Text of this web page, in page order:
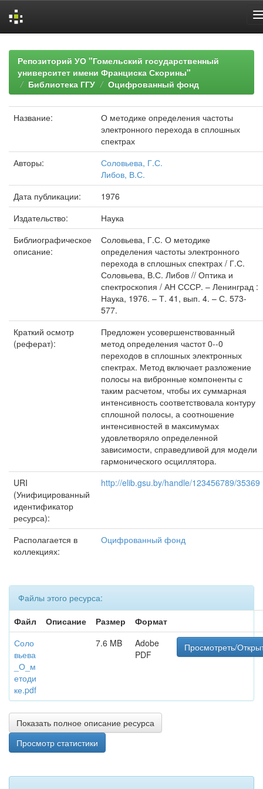
navigationРепозиторий УО "Гомельский государственный
университет имени Франциска Скорины"
Библиотека ГГУ
Оцифрованный фонд
Название:
О методике определения частоты
электронного перехода в сплошных
спектрах
Авторы:
Соловьева, Г.С.
Либов, В.С.
Дата публикации:
1976
Издательство:
Наука
Библиографическое
описание:
Соловьева, Г.С. О методике
определения частоты электронного
перехода в сплошных спектрах / Г.С.
Соловьева, В.С. Либов // Оптика и
спектроскопия / АН СССР. – Ленинград :
Наука, 1976. – Т. 41, вып. 4. – С. 573-
577.
Краткий осмотр
(реферат):
Предложен усовершенствованный
метод определения частот 0--0
переходов в сплошных электронных
спектрах. Метод включает разложение
полосы на вибронные компоненты с
таким расчетом, чтобы их суммарная
интенсивность соответствовала контуру
сплошной полосы, а соотношение
интенсивностей в максимумах
удовлетворяло определенной
зависимости, справедливой для модели
гармонического осциллятора.
URI
(Унифицированный
идентификатор
ресурса):
http://elib.gsu.by/handle/123456789/35369
Располагается в
коллекциях:
Оцифрованный фонд
Файлы этого ресурса:
Файл
Описание Размер
Формат
Соло
вьева
_О_м
етоди
ке.pdf
7.6 MB
Adobe
PDF
Просмотреть/
Показать полное описание ресурса
Просмотр статистики